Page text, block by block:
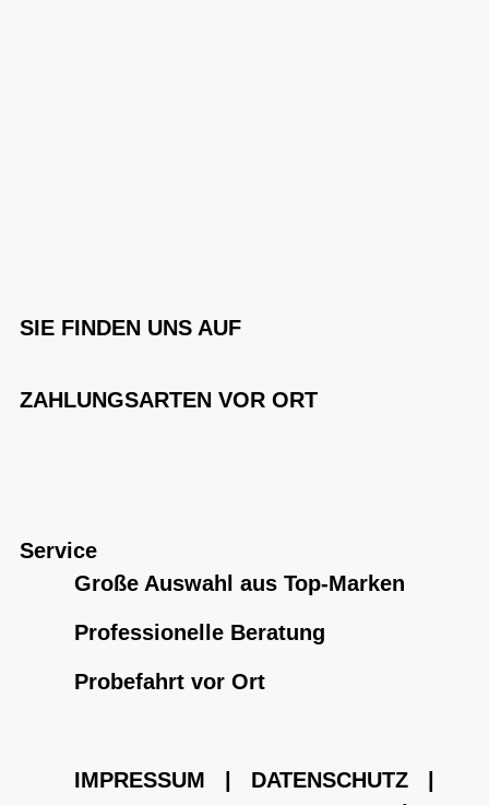
SIE FINDEN UNS AUF
ZAHLUNGSARTEN VOR ORT
Service
Große Auswahl aus Top-Marken
Professionelle Beratung
Probefahrt vor Ort
IMPRESSUM DATENSCHUTZ